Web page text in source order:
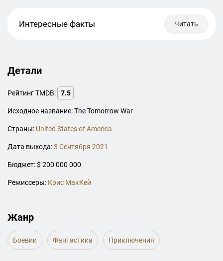
Интересные факты Читать
Детали
Рейтинг TMDB: 7.5
Исходное название: The Tomorrow War
Страны: United States of America
Дата выхода:3 Сентября 2021
Бюджет: $ 200 000 000
Режиссеры: Крис МакКей
Жанр
Боевик Фантастика Приключения